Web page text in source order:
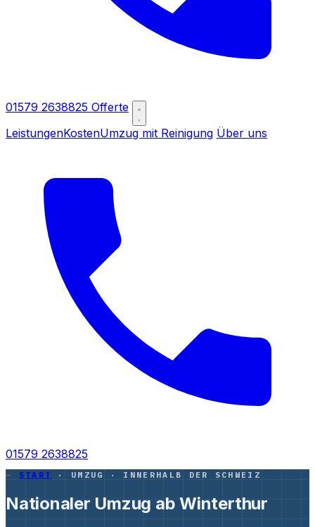
01579 2638825 Offerte
LeistungenKostenUmzug mit Reinigung Über uns
01579 2638825
START · UMZUG · INNERHALB DER SCHWEIZ
Nationaler Umzug ab Winterthur